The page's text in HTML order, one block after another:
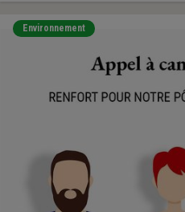
Environnement